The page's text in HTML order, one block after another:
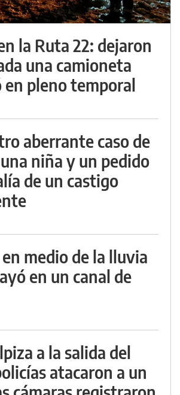
la Ruta 22: dejaron
una camioneta
en pleno temporal
aberrante caso de
niña y un pedido
de un castigo
medio de la lluvia
en un canal de
a la salida del
atacaron a un